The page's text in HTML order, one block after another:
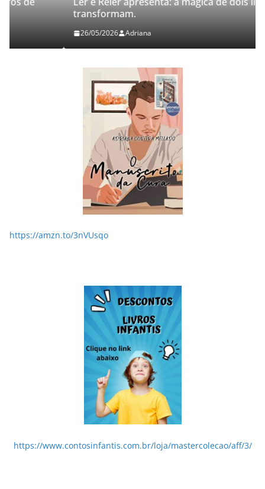
transformam.
Adriana
https://amzn.to/3nVUsqo
https://www.contosinfantis.com.br/loja/mastercolecao/aff/3/